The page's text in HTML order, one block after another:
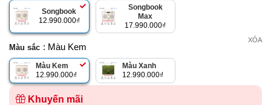
Songbook
12.990.000₫
Songbook
Max
17.990.000₫
Màu sắc : Màu Kem
Màu Kem
12.990.000₫
Màu Xanh
12.990.000₫
XÓA
Khuyến mãi